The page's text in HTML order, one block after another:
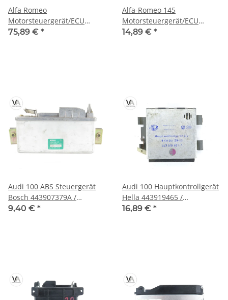
Alfa Romeo
Motorsteuergerät/ECU
Bosch 0227400228
75,89 € *
Alfa-Romeo 145
Motorsteuergerät/ECU
Bosch 0261204481 /
14,89 € *
Audi 100 ABS Steuergerät
Bosch 443907379A /
0265100017
9,40 € *
Audi 100 Hauptkontrollgerät
Hella 443919465 /
5KH00413900
16,89 € *